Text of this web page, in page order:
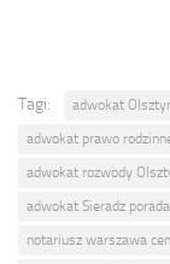
Tagi:
adwokat
adwokat prawo
adwokat rozwody
adwokat Sieradz
notariusz warszawa